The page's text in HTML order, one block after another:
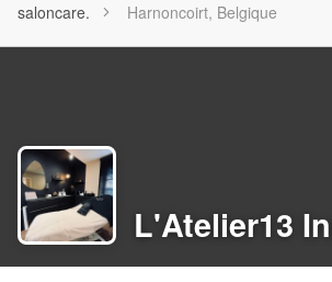
saloncare. Harnoncoirt, Belgique
L'Atelier13